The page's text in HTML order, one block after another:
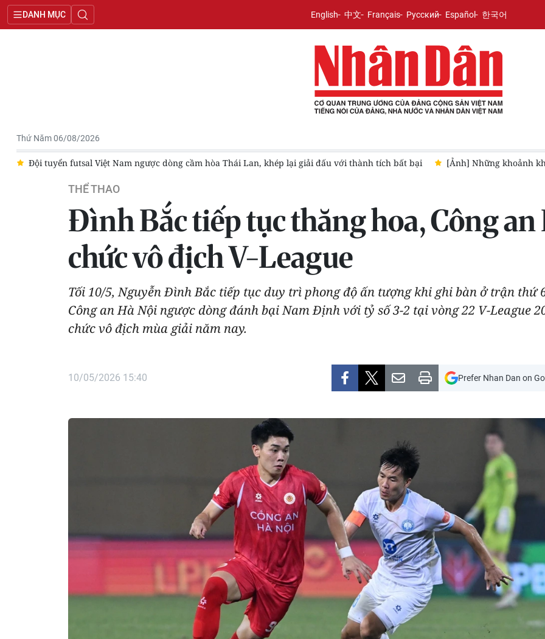
DANH MỤC English 中文 Français Русский Español 한국어
Thứ Năm 06/08/2026
bại [Ảnh] Những khoảnh khắc đáng nhớ trong ngày bế mạc Giải bóng bàn toàn quốc Báo Nhân Dân mở rộng năm 2026
THỂ THAO
Đình Bắc tiếp tục thăng hoa, Công an
chức vô địch V-League
Tối 10/5, Nguyễn Đình Bắc tiếp tục duy trì phong độ ấn tượng khi ghi bàn ở trận thứ
Công an Hà Nội ngược dòng đánh bại Nam Định với tỷ số 3-2 tại vòng 22 V-League
chức vô địch mùa giải năm nay.
10/05/2026 15:40 Prefer Nhan Dan on